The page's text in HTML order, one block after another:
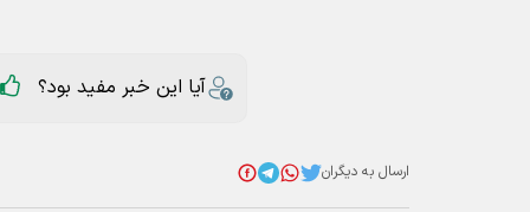
آیا این خبر مفید بود؟
ارسال به دیگران